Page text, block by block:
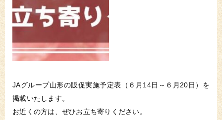
JAグループ山形の販促実施予定表（６月14日～６月20日）を
掲載いたします。
お近くの方は、ぜひお立ち寄りください。